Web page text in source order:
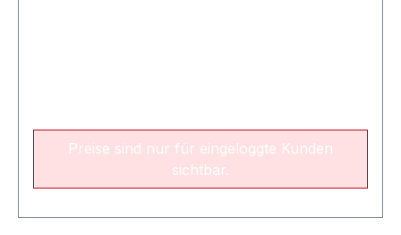
Preise sind nur für eingeloggte Kunden
sichtbar.